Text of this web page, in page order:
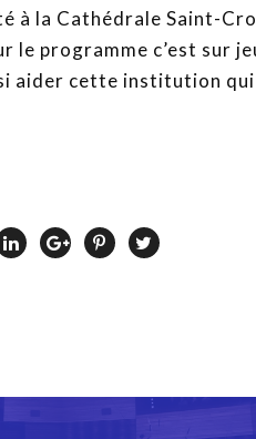
à la Cathédrale Saint-
le programme c’est sur
aider cette institution qui